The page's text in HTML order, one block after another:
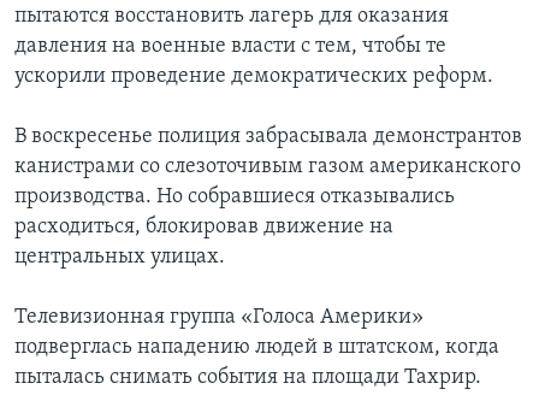
пытаются восстановить лагерь для оказания
давления на военные власти с тем, чтобы те
ускорили проведение демократических реформ.
В воскресенье полиция забрасывала демонстрантов
канистрами со слезоточивым газом американского
производства. Но собравшиеся отказывались
расходиться, блокировав движение на
центральных улицах.
Телевизионная группа «Голоса Америки»
подверглась нападению людей в штатском, когда
пыталась снимать события на площади Тахрир.